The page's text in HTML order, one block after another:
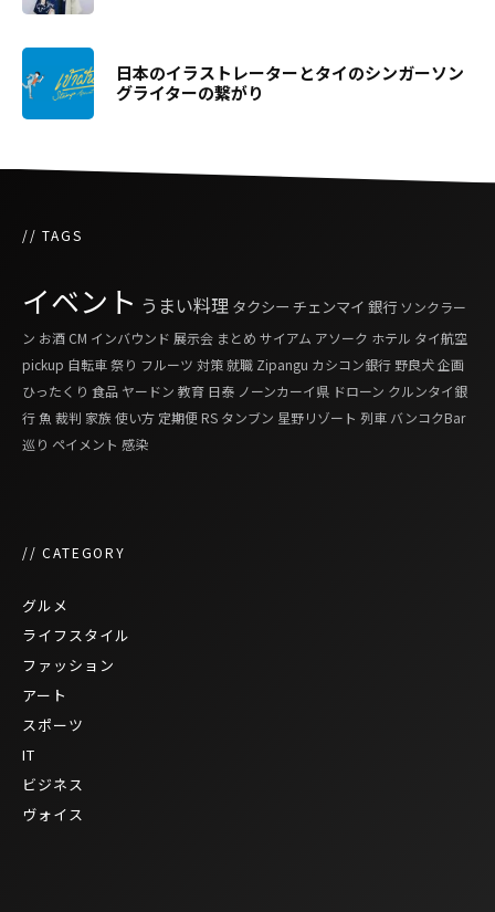
日本のイラストレーターとタイのシンガーソン
グライターの繋がり
// TAGS
イベント うまい料理 タクシー チェンマイ 銀行 ソンクラー
ン お酒 CM インバウンド 展示会 まとめ サイアム アソーク ホテル タイ航空
pickup 自転車祭り フルーツ 対策就職 Zipangu カシコン銀行 野良犬企画
ひったくり 食品 ヤードン 教育 日泰 ノーンカーイ県 ドローン クルンタイ銀
行魚 裁判 家族使い方 定期便RS タンブン 星野リゾート 列車 バンコクBar
巡り ペイメント 感染
// CATEGORY
グルメ
ライフスタイル
ファッション
アート
スポーツ
IT
ビジネス
ヴォイス